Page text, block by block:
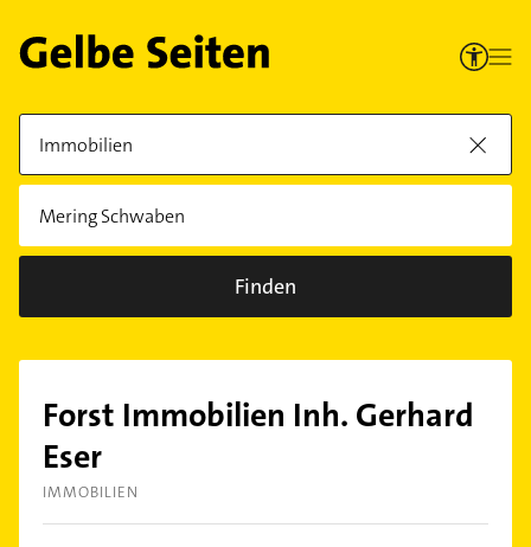
Finden
Forst Immobilien Inh. Gerhard
Eser
IMMOBILIEN